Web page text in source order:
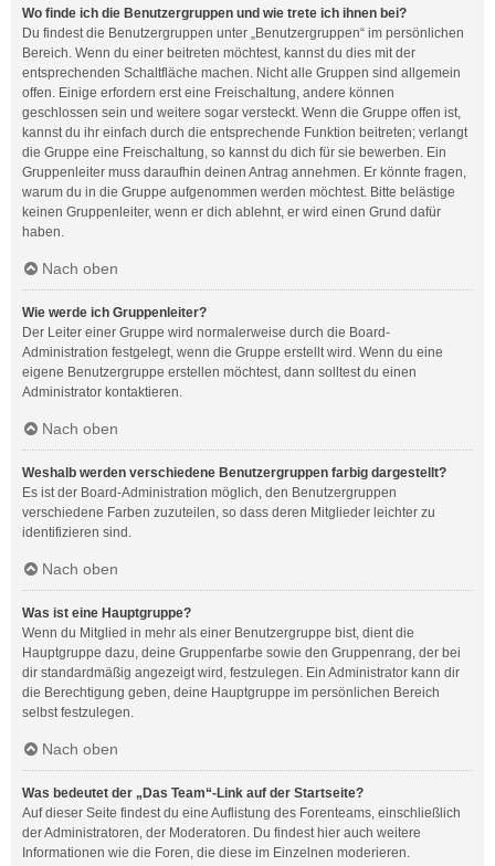
Wo finde ich die Benutzergruppen und wie trete ich ihnen bei?
Du findest die Benutzergruppen unter „Benutzergruppen“ im persönlichen
Bereich. Wenn du einer beitreten möchtest, kannst du dies mit der
entsprechenden Schaltfläche machen. Nicht alle Gruppen sind allgemein
offen. Einige erfordern erst eine Freischaltung, andere können
geschlossen sein und weitere sogar versteckt. Wenn die Gruppe offen ist,
kannst du ihr einfach durch die entsprechende Funktion beitreten; verlangt
die Gruppe eine Freischaltung, so kannst du dich für sie bewerben. Ein
Gruppenleiter muss daraufhin deinen Antrag annehmen. Er könnte fragen,
warum du in die Gruppe aufgenommen werden möchtest. Bitte belästige
keinen Gruppenleiter, wenn er dich ablehnt, er wird einen Grund dafür
haben.
Nach oben
Wie werde ich Gruppenleiter?
Der Leiter einer Gruppe wird normalerweise durch die Board-
Administration festgelegt, wenn die Gruppe erstellt wird. Wenn du eine
eigene Benutzergruppe erstellen möchtest, dann solltest du einen
Administrator kontaktieren.
Nach oben
Weshalb werden verschiedene Benutzergruppen farbig dargestellt?
Es ist der Board-Administration möglich, den Benutzergruppen
verschiedene Farben zuzuteilen, so dass deren Mitglieder leichter zu
identifizieren sind.
Nach oben
Was ist eine Hauptgruppe?
Wenn du Mitglied in mehr als einer Benutzergruppe bist, dient die
Hauptgruppe dazu, deine Gruppenfarbe sowie den Gruppenrang, der bei
dir standardmäßig angezeigt wird, festzulegen. Ein Administrator kann dir
die Berechtigung geben, deine Hauptgruppe im persönlichen Bereich
selbst festzulegen.
Nach oben
Was bedeutet der „Das Team“-Link auf der Startseite?
Auf dieser Seite findest du eine Auflistung des Forenteams, einschließlich
der Administratoren, der Moderatoren. Du findest hier auch weitere
Informationen wie die Foren, die diese im Einzelnen moderieren.